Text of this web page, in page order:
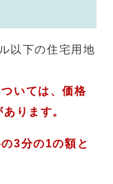
以下の住宅用地
いては、価格
ります。
3分の1の額と